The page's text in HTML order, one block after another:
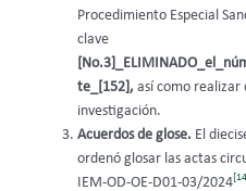
Procedimiento Especial
clave
te_[152], así como realizar
investigación.
Acuerdos de glose. El
ordenó glosar las actas
IEM-OD-OE-D01-03/2024 [14]